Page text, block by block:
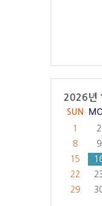
2026년
SUN
1
2
8
9
15
22
29